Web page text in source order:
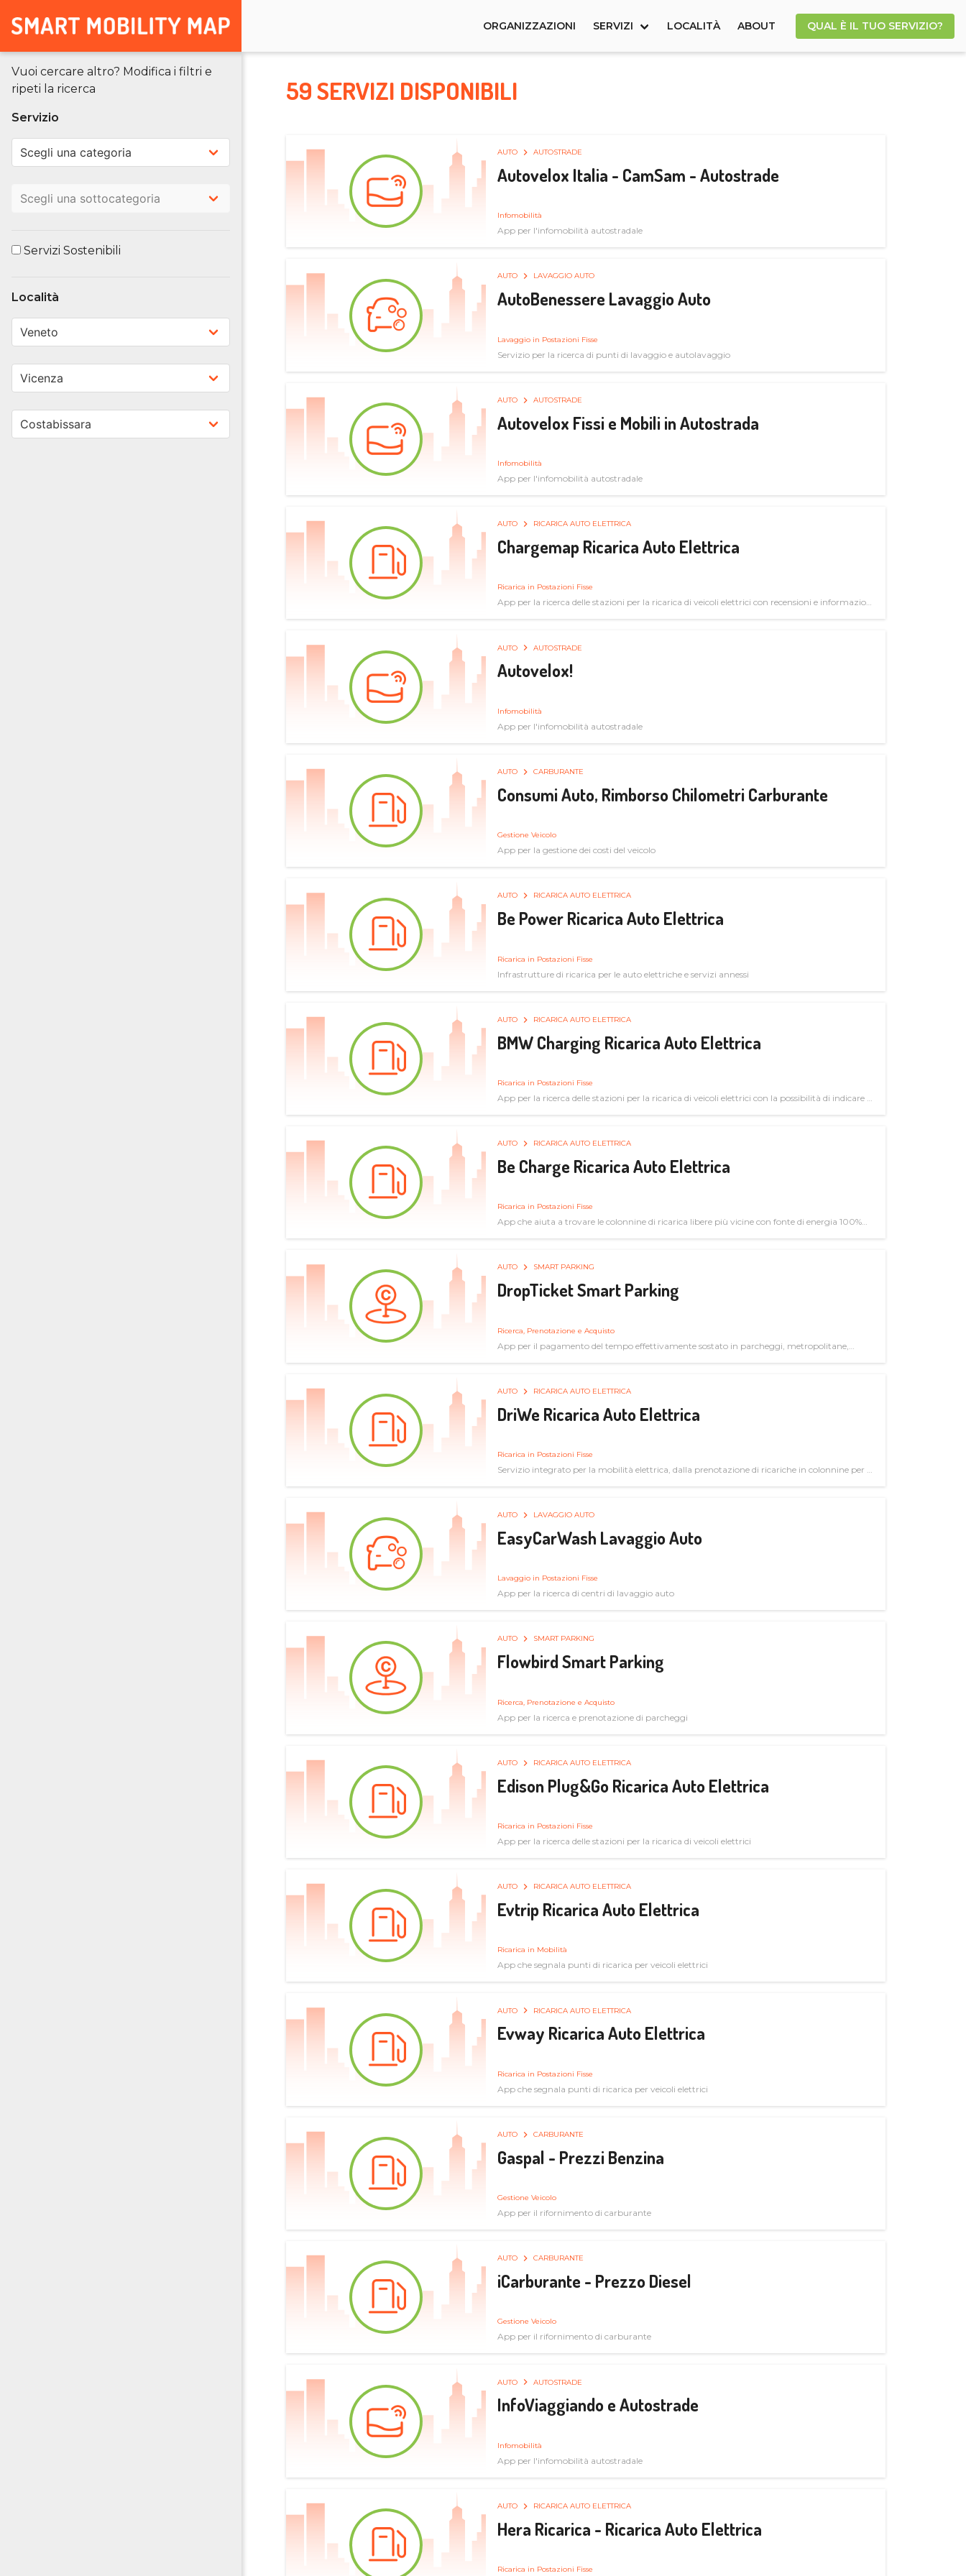
ORGANIZZAZIONI SERVIZI LOCALITÀ ABOUT QUAL È IL TUO SERVIZIO?
Vuoi cercare altro? Modifica i filtri e
ripeti la ricerca
Servizio
Servizi Sostenibili
Località
59 SERVIZI DISPONIBILI
AUTO AUTOSTRADE
Autovelox Italia - CamSam - Autostrade
Infomobilità
App per l'infomobilità autostradale
AUTO LAVAGGIO AUTO
AutoBenessere Lavaggio Auto
Lavaggio in Postazioni Fisse
Servizio per la ricerca di punti di lavaggio e autolavaggio
AUTO AUTOSTRADE
Autovelox Fissi e Mobili in Autostrada
Infomobilità
App per l'infomobilità autostradale
AUTO RICARICA AUTO ELETTRICA
Chargemap Ricarica Auto Elettrica
Ricarica in Postazioni Fisse
App per la ricerca delle stazioni per la ricarica di veicoli elettrici con recensioni e informazioni
AUTO AUTOSTRADE
Autovelox!
Infomobilità
App per l'infomobilità autostradale
AUTO CARBURANTE
Consumi Auto, Rimborso Chilometri Carburante
Gestione Veicolo
App per la gestione dei costi del veicolo
AUTO RICARICA AUTO ELETTRICA
Be Power Ricarica Auto Elettrica
Ricarica in Postazioni Fisse
Infrastrutture di ricarica per le auto elettriche e servizi annessi
AUTO RICARICA AUTO ELETTRICA
BMW Charging Ricarica Auto Elettrica
Ricarica in Postazioni Fisse
App per la ricerca delle stazioni per la ricarica di veicoli elettrici con la possibilità di indicare le
AUTO RICARICA AUTO ELETTRICA
Be Charge Ricarica Auto Elettrica
Ricarica in Postazioni Fisse
App che aiuta a trovare le colonnine di ricarica libere più vicine con fonte di energia 100%
AUTO SMART PARKING
DropTicket Smart Parking
Ricerca, Prenotazione e Acquisto
App per il pagamento del tempo effettivamente sostato in parcheggi, metropolitane,
AUTO RICARICA AUTO ELETTRICA
DriWe Ricarica Auto Elettrica
Ricarica in Postazioni Fisse
Servizio integrato per la mobilità elettrica, dalla prenotazione di ricariche in colonnine per il
AUTO LAVAGGIO AUTO
EasyCarWash Lavaggio Auto
Lavaggio in Postazioni Fisse
App per la ricerca di centri di lavaggio auto
AUTO SMART PARKING
Flowbird Smart Parking
Ricerca, Prenotazione e Acquisto
App per la ricerca e prenotazione di parcheggi
AUTO RICARICA AUTO ELETTRICA
Edison Plug&Go Ricarica Auto Elettrica
Ricarica in Postazioni Fisse
App per la ricerca delle stazioni per la ricarica di veicoli elettrici
AUTO RICARICA AUTO ELETTRICA
Evtrip Ricarica Auto Elettrica
Ricarica in Mobilità
App che segnala punti di ricarica per veicoli elettrici
AUTO RICARICA AUTO ELETTRICA
Evway Ricarica Auto Elettrica
Ricarica in Postazioni Fisse
App che segnala punti di ricarica per veicoli elettrici
AUTO CARBURANTE
Gaspal - Prezzi Benzina
Gestione Veicolo
App per il rifornimento di carburante
AUTO CARBURANTE
iCarburante - Prezzo Diesel
Gestione Veicolo
App per il rifornimento di carburante
AUTO AUTOSTRADE
InfoViaggiando e Autostrade
Infomobilità
App per l'infomobilità autostradale
AUTO RICARICA AUTO ELETTRICA
Hera Ricarica - Ricarica Auto Elettrica
Ricarica in Postazioni Fisse